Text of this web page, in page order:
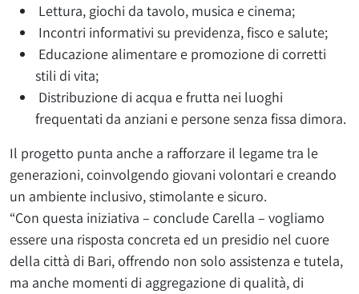
Lettura, giochi da tavolo, musica e cinema;
Incontri informativi su previdenza, fisco e salute;
Educazione alimentare e promozione di corretti
stili di vita;
Distribuzione di acqua e frutta nei luoghi
frequentati da anziani e persone senza fissa dimora.
Il progetto punta anche a rafforzare il legame tra le
generazioni, coinvolgendo giovani volontari e creando
un ambiente inclusivo, stimolante e sicuro.
“Con questa iniziativa – conclude Carella – vogliamo
essere una risposta concreta ed un presidio nel cuore
della città di Bari, offrendo non solo assistenza e tutela,
ma anche momenti di aggregazione di qualità, di